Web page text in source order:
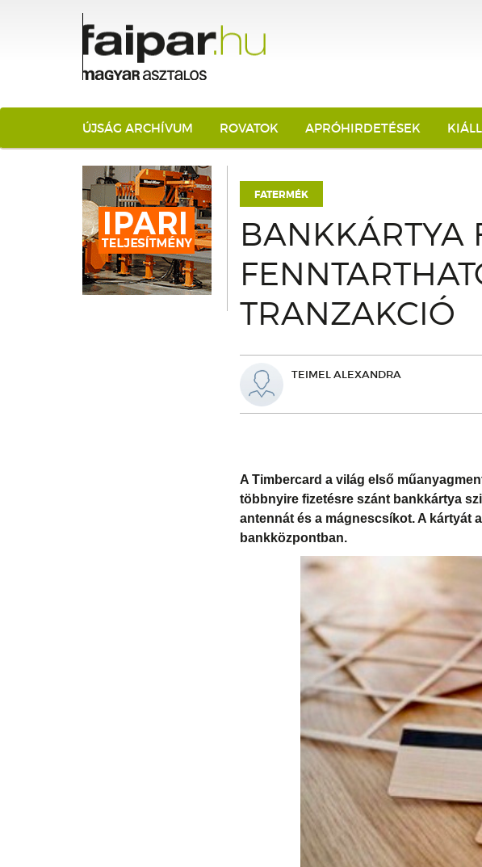
ÚJSÁG ARCHÍVUM ROVATOK APRÓHIRDETÉSEK
FATERMÉK
BANKKÁRTYA
TRANZAKCIÓ
TEIMEL ALEXANDRA
A Timbercard a világ első
többnyire fizetésre szánt bankkártya
antennát és a mágnescsíkot. A kártyát
bankközpontban.